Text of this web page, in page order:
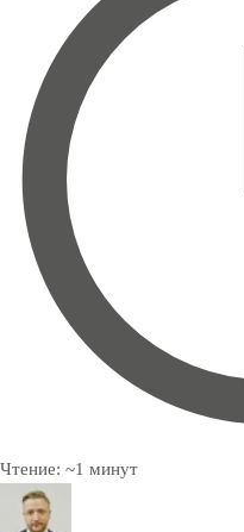
Чтение: ~1 минут